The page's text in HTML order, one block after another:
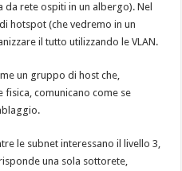
rete ospiti in un albergo). Nel
hotspot (che vedremo in un
il tutto utilizzando le VLAN.
un gruppo di host che,
comunicano come se
le subnet interessano il livello 3,
una sola sottorete,